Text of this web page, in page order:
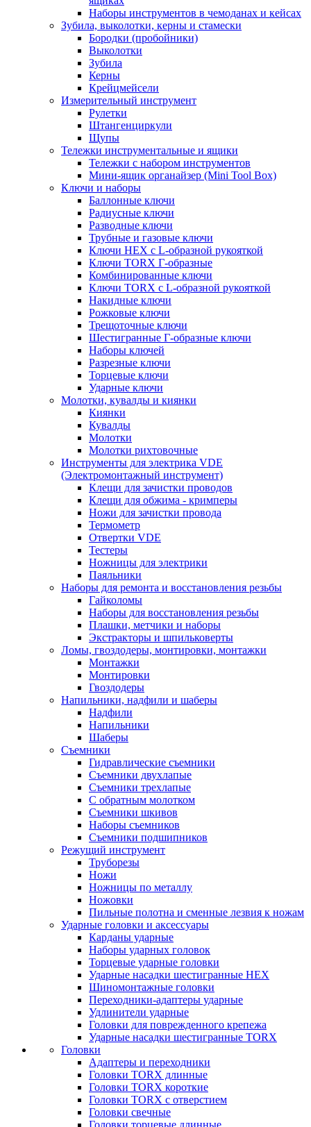
Наборы инструментов в чемоданах и кейсах
Зубила, выколотки, керны и стамески
Бородки (пробойники)
Выколотки
Зубила
Керны
Крейцмейсели
Измерительный инструмент
Рулетки
Штангенциркули
Щупы
Тележки инструментальные и ящики
Тележки с набором инструментов
Мини-ящик органайзер (Mini Tool Box)
Ключи и наборы
Баллонные ключи
Радиусные ключи
Разводные ключи
Трубные и газовые ключи
Ключи HEX с L-образной рукояткой
Ключи TORX Г-образные
Комбинированные ключи
Ключи TORX с L-образной рукояткой
Накидные ключи
Рожковые ключи
Трещоточные ключи
Шестигранные Г-образные ключи
Наборы ключей
Разрезные ключи
Торцевые ключи
Ударные ключи
Молотки, кувалды и киянки
Киянки
Кувалды
Молотки
Молотки рихтовочные
Инструменты для электрика VDE
(Электромонтажный инструмент)
Клещи для зачистки проводов
Клещи для обжима - кримперы
Ножи для зачистки провода
Термометр
Отвертки VDE
Тестеры
Ножницы для электрики
Паяльники
Наборы для ремонта и восстановления резьбы
Гайколомы
Наборы для восстановления резьбы
Плашки, метчики и наборы
Экстракторы и шпильковерты
Ломы, гвоздодеры, монтировки, монтажки
Монтажки
Монтировки
Гвоздодеры
Напильники, надфили и шаберы
Надфили
Напильники
Шаберы
Съемники
Гидравлические съемники
Съемники двухлапые
Съемники трехлапые
С обратным молотком
Съемники шкивов
Наборы съемников
Съемники подшипников
Режущий инструмент
Труборезы
Ножи
Ножницы по металлу
Ножовки
Пильные полотна и сменные лезвия к ножам
Ударные головки и аксессуары
Карданы ударные
Наборы ударных головок
Торцевые ударные головки
Ударные насадки шестигранные HEX
Шиномонтажные головки
Переходники-адаптеры ударные
Удлинители ударные
Головки для поврежденного крепежа
Ударные насадки шестигранные TORX
Головки
Адаптеры и переходники
Головки TORX длинные
Головки TORX короткие
Головки TORX с отверстием
Головки свечные
Головки торцевые длинные